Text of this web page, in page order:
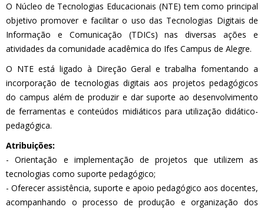
O Núcleo de Tecnologias Educacionais (NTE) tem como principal
objetivo promover e facilitar o uso das Tecnologias Digitais de
Informação e Comunicação (TDICs) nas diversas ações e
atividades da comunidade acadêmica do Ifes Campus de Alegre.
O NTE está ligado à Direção Geral e trabalha fomentando a
incorporação de tecnologias digitais aos projetos pedagógicos
do campus além de produzir e dar suporte ao desenvolvimento
de ferramentas e conteúdos midiáticos para utilização didático-
pedagógica.
Atribuições:
- Orientação e implementação de projetos que utilizem as
tecnologias como suporte pedagógico;
- Oferecer assistência, suporte e apoio pedagógico aos docentes,
acompanhando o processo de produção e organização dos